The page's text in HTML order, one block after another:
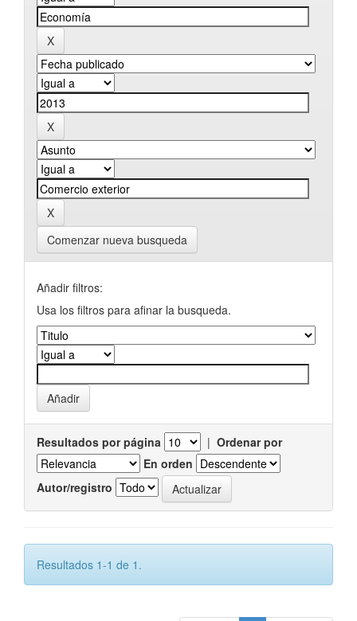
Comenzar nueva busqueda
Añadir filtros:
Usa los filtros para afinar la busqueda.
Resultados por página | Ordenar por
En orden
Autor/registro
Resultados 1-1 de 1.